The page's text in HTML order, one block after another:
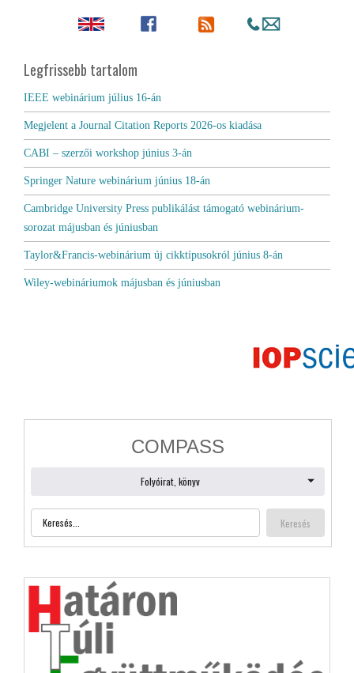
Legfrissebb tartalom
IEEE webinárium július 16-án
Megjelent a Journal Citation Reports 2026-os kiadása
CABI – szerzői workshop június 3-án
Springer Nature webinárium június 18-án
Cambridge University Press publikálást támogató webinárium-
sorozat májusban és júniusban
Taylor&Francis-webinárium új cikktípusokról június 8-án
Wiley-webináriumok májusban és júniusban